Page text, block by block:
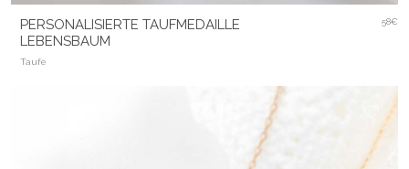
PERSONALISIERTE TAUFMEDAILLE
LEBENSBAUM
Taufe
58€